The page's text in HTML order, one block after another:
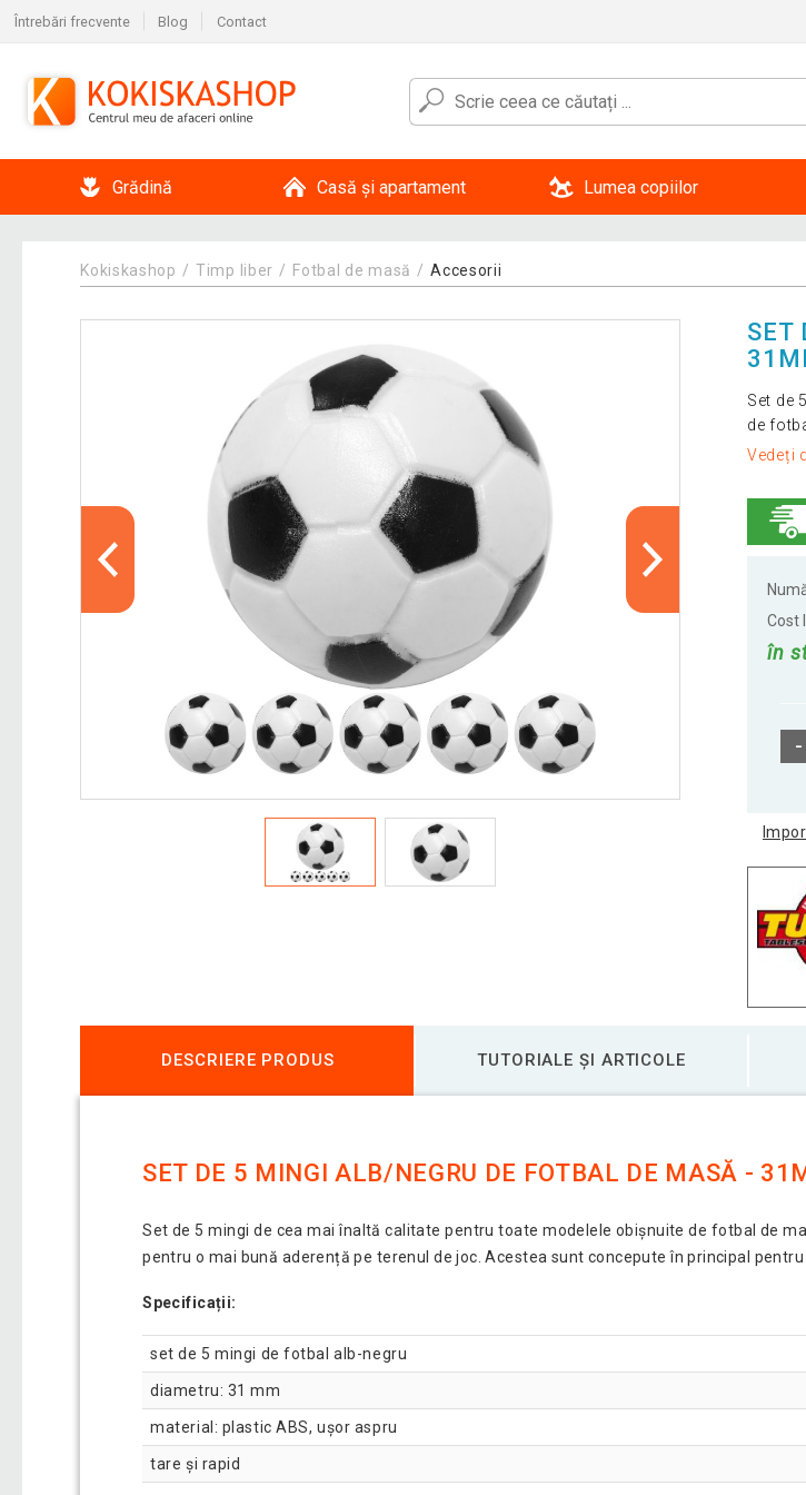
Întrebări frecvente Blog Contact
Grădină Casă și apartament Lumea copiilor
Kokiskashop Timp liber Fotbal de masă Accesorii
SET
Set de
de
Vedeți
Cost
în
-
DESCRIERE PRODUS TUTORIALE ȘI ARTICOLE
SET DE 5 MINGI ALB/NEGRU DE FOTBAL DE MASĂ -
Set de 5 mingi de cea mai înaltă calitate pentru toate modelele obișnuite de fotbal de
pentru o mai bună aderență pe terenul de joc. Acestea sunt concepute în principal
Specificații:
set de 5 mingi de fotbal alb-negru
diametru: 31 mm
material: plastic ABS, ușor aspru
tare și rapid